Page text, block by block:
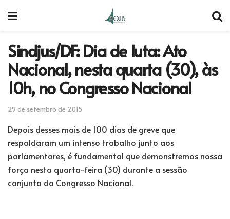
Sindjus/DF: Dia de luta: Ato
Nacional, nesta quarta (30), às
10h, no Congresso Nacional
29 de setembro de 2015
Depois desses mais de 100 dias de greve que
respaldaram um intenso trabalho junto aos
parlamentares, é fundamental que demonstremos nossa
força nesta quarta-feira (30) durante a sessão
conjunta do Congresso Nacional.